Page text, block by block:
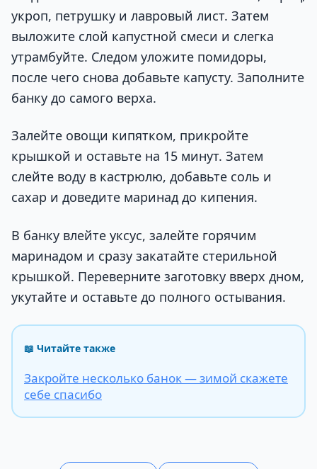
укроп, петрушку и лавровый лист. Затем
выложите слой капустной смеси и слегка
утрамбуйте. Следом уложите помидоры,
после чего снова добавьте капусту. Заполните
банку до самого верха.
Залейте овощи кипятком, прикройте
крышкой и оставьте на 15 минут. Затем
слейте воду в кастрюлю, добавьте соль и
сахар и доведите маринад до кипения.
В банку влейте уксус, залейте горячим
маринадом и сразу закатайте стерильной
крышкой. Переверните заготовку вверх дном,
укутайте и оставьте до полного остывания.
📖 Читайте также
Закройте несколько банок — зимой скажете
себе спасибо